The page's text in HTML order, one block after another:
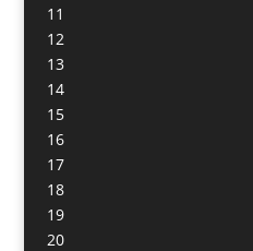
11
12
13
14
15
16
17
18
19
20